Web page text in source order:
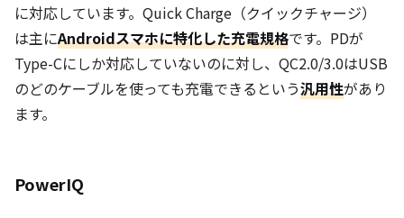
に対応しています。Quick Charge（クイックチャージ）
は主にAndroidスマホに特化した充電規格です。PDが
Type-Cにしか対応していないのに対し、QC2.0/3.0はUSB
のどのケーブルを使っても充電できるという汎用性があり
ます。
PowerIQ